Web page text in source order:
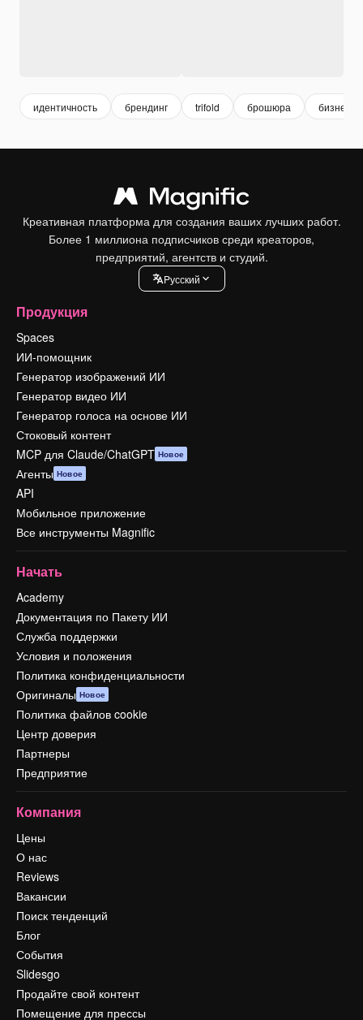
идентичность брендинг trifold брошюра бизнес
Креативная платформа для создания ваших лучших работ.
Более 1 миллиона подписчиков среди креаторов,
предприятий, агентств и студий.
Pусский
Продукция
Spaces
ИИ-помощник
Генератор изображений ИИ
Генератор видео ИИ
Генератор голоса на основе ИИ
Стоковый контент
MCP для Claude/ChatGPT Новое
Агенты Новое
API
Мобильное приложение
Все инструменты Magnific
Начать
Academy
Документация по Пакету ИИ
Служба поддержки
Условия и положения
Политика конфиденциальности
Оригиналы Новое
Политика файлов cookie
Центр доверия
Партнеры
Предприятие
Компания
Цены
О нас
Reviews
Вакансии
Поиск тенденций
Блог
События
Slidesgo
Продайте свой контент
Помещение для прессы